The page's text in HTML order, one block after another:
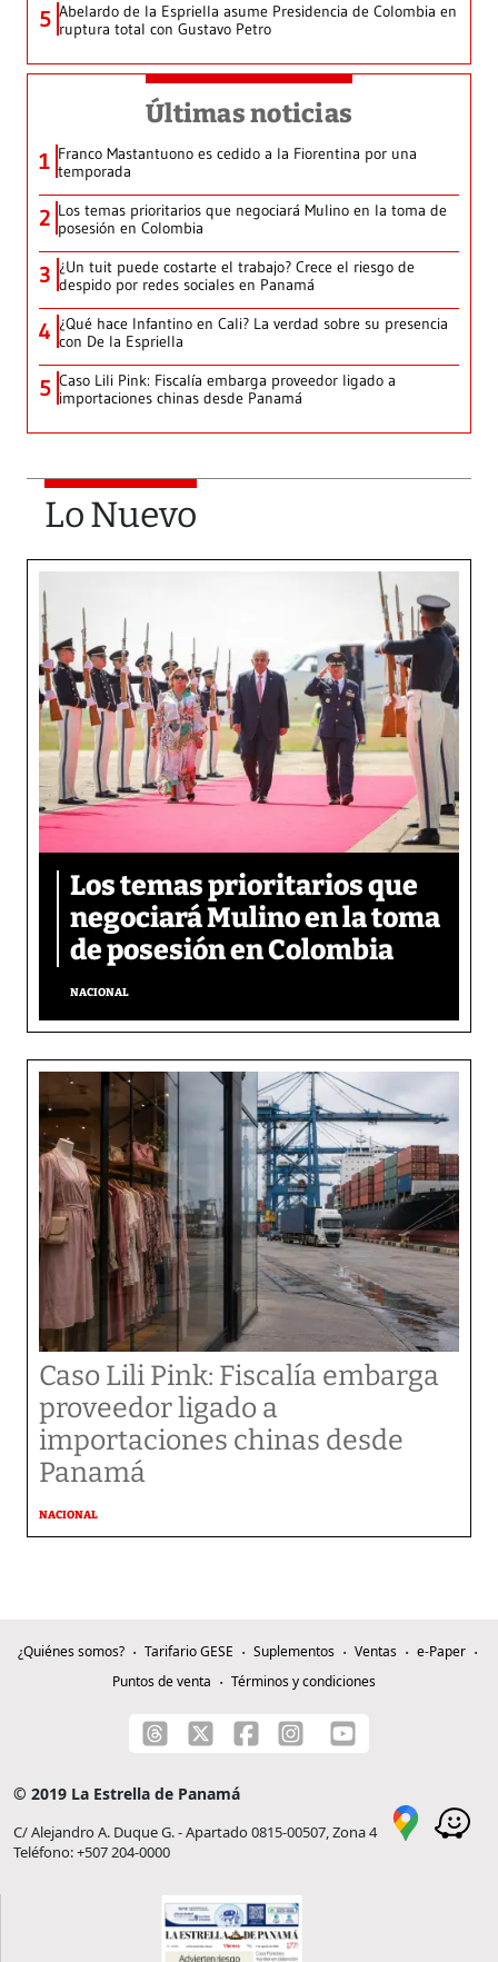
5 Abelardo de la Espriella asume Presidencia de Colombia en
ruptura total con Gustavo Petro
Últimas noticias
1 Franco Mastantuono es cedido a la Fiorentina por una
temporada
2 Los temas prioritarios que negociará Mulino en la toma de
posesión en Colombia
3 ¿Un tuit puede costarte el trabajo? Crece el riesgo de
despido por redes sociales en Panamá
4 ¿Qué hace Infantino en Cali? La verdad sobre su presencia
con De la Espriella
5 Caso Lili Pink: Fiscalía embarga proveedor ligado a
importaciones chinas desde Panamá
Lo Nuevo
Los temas prioritarios que
negociará Mulino en la toma
de posesión en Colombia
NACIONAL
Caso Lili Pink: Fiscalía embarga
proveedor ligado a
importaciones chinas desde
Panamá
NACIONAL
¿Quiénes somos? Tarifario GESE Suplementos Ventas
e-Paper
Puntos de venta
Términos y condiciones
© 2019 La Estrella de Panamá
C/ Alejandro A. Duque G. - Apartado 0815-00507, Zona 4
Teléfono: +507 204-0000